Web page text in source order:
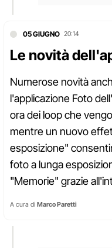
05 GIUGNO 20:14
Le novità
Numerose novità
l'applicazione Foto
ora dei loop che
mentre un nuovo
esposizione"
foto a lunga
"Memorie" grazie
A cura di Marco Paretti